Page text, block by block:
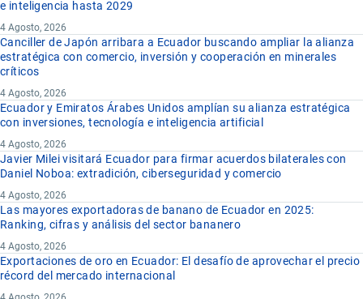
e inteligencia hasta 2029
4 Agosto, 2026
Canciller de Japón arribara a Ecuador buscando ampliar la alianza
estratégica con comercio, inversión y cooperación en minerales
críticos
4 Agosto, 2026
Ecuador y Emiratos Árabes Unidos amplían su alianza estratégica
con inversiones, tecnología e inteligencia artificial
4 Agosto, 2026
Javier Milei visitará Ecuador para firmar acuerdos bilaterales con
Daniel Noboa: extradición, ciberseguridad y comercio
4 Agosto, 2026
Las mayores exportadoras de banano de Ecuador en 2025:
Ranking, cifras y análisis del sector bananero
4 Agosto, 2026
Exportaciones de oro en Ecuador: El desafío de aprovechar el precio
récord del mercado internacional